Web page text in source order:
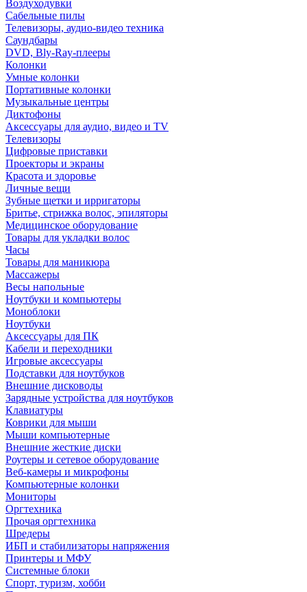
Воздуходувки
Сабельные пилы
Телевизоры, аудио-видео техника
Саундбары
DVD, Bly-Ray-плееры
Колонки
Умные колонки
Портативные колонки
Музыкальные центры
Диктофоны
Аксессуары для аудио, видео и TV
Телевизоры
Цифровые приставки
Проекторы и экраны
Красота и здоровье
Личные вещи
Зубные щетки и ирригаторы
Бритье, стрижка волос, эпиляторы
Медицинское оборудование
Товары для укладки волос
Часы
Товары для маникюра
Массажеры
Весы напольные
Ноутбуки и компьютеры
Моноблоки
Ноутбуки
Аксессуары для ПК
Кабели и переходники
Игровые аксессуары
Подставки для ноутбуков
Внешние дисководы
Зарядные устройства для ноутбуков
Клавиатуры
Коврики для мыши
Мыши компьютерные
Внешние жесткие диски
Роутеры и сетевое оборудование
Веб-камеры и микрофоны
Компьютерные колонки
Мониторы
Оргтехника
Прочая оргтехника
Шредеры
ИБП и стабилизаторы напряжения
Принтеры и МФУ
Системные блоки
Спорт, туризм, хобби